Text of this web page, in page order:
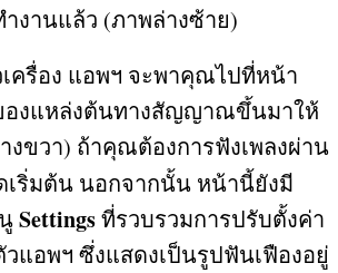
งานแล้ว (ภาพล่างซ้าย)
ครื่อง แอพฯ จะพาคุณไปที่หน้า
องแหล่งต้นทางสัญญาณขึ้นมาให้
งขวา) ถ้าคุณต้องการฟังเพลงผ่าน
เริ่มต้น นอกจากนั้น หน้านี้ยังมี
Settingsที่รวบรวมการปรับตั้งค่า
แอพฯ ซึ่งแสดงเป็นรูปฟันเฟืองอยู่